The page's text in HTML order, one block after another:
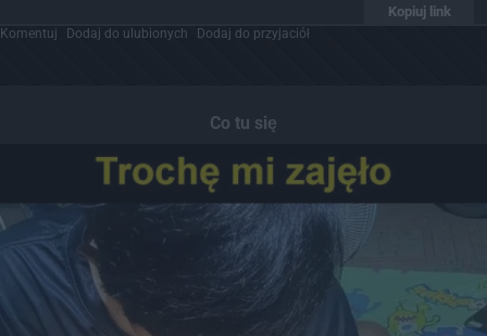
Kopiuj link
Komentuj Dodaj do ulubionych Dodaj do przyjaciół
Co tu się